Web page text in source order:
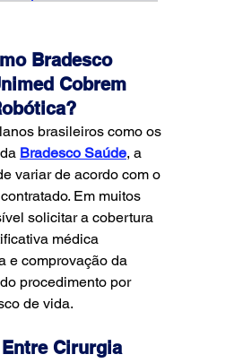
Bradesco
Cobrem
brasileiros como os
Bradesco Saúde, a
variar de acordo com o
Em muitos
solicitar a cobertura
médica
e comprovação da
procedimento por
de vida.
Cirurgia